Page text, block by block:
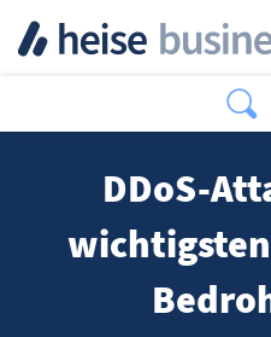
DDoS-